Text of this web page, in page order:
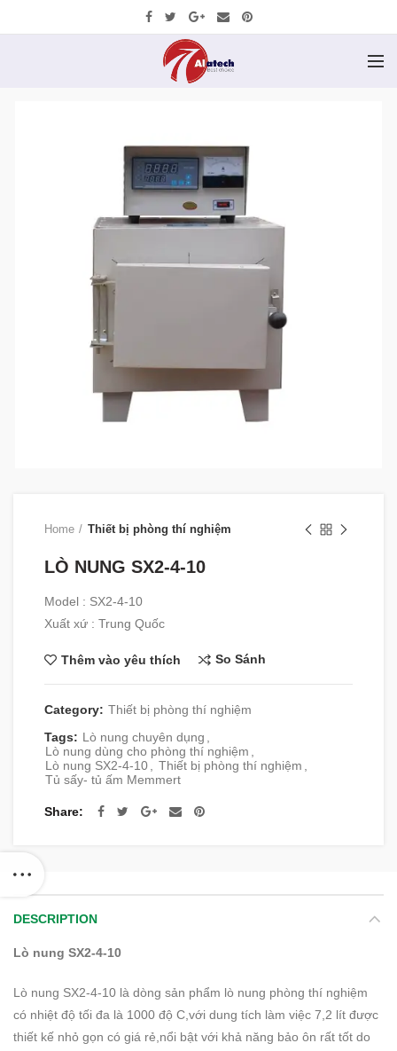
Home Thiết bị phòng thí nghiệm
LÒ NUNG SX2-4-10
Model : SX2-4-10
Xuất xứ : Trung Quốc
Thêm vào yêu thích So Sánh
Category: Thiết bị phòng thí nghiệm
Tags: Lò nung chuyên dụng ,
Lò nung dùng cho phòng thí nghiệm ,
Lò nung SX2-4-10, Thiết bị phòng thí nghiệm ,
Tủ sấy- tủ ấm Memmert
Share
DESCRIPTION
Lò nung SX2-4-10
Lò nung SX2-4-10 là dòng sản phẩm lò nung phòng thí nghiệm
có nhiệt độ tối đa là 1000 độ C,với dung tích làm việc 7,2 lít được
thiết kế nhỏ gọn có giá rẻ,nổi bật với khả năng bảo ôn rất tốt do